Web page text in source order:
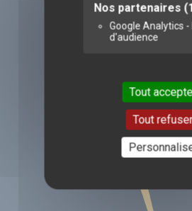
Nos partenaires
Google Analytics
d'audience
Tout
Tout